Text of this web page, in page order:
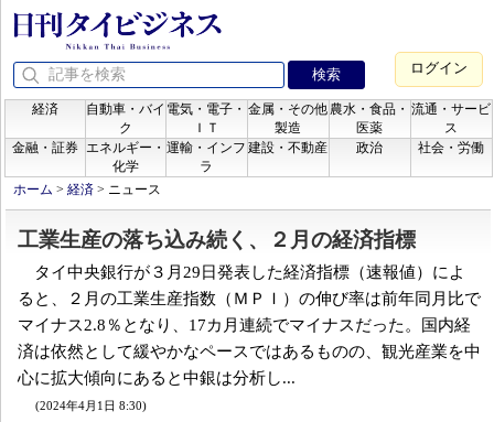
ログイン
経済
自動車・バイ
ク
電気・電子・
ＩＴ
金属・その他
製造
農水・食品・
医薬
流通・サービ
ス
金融・証券
エネルギー・
化学
運輸・インフ
ラ
建設・不動産 政治 社会・労働
ホーム > 経済 > ニュース
工業生産の落ち込み続く、２月の経済指標
タイ中央銀行が３月29日発表した経済指標（速報値）によ
ると、２月の工業生産指数（ＭＰＩ）の伸び率は前年同月比で
マイナス2.8％となり、17カ月連続でマイナスだった。国内経
済は依然として緩やかなペースではあるものの、観光産業を中
心に拡大傾向にあると中銀は分析し...
(2024年4月1日 8:30)